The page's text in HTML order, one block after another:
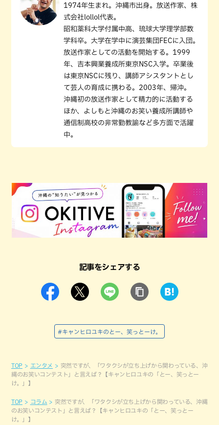
1974年生まれ。沖縄市出身。放送作家、株
式会社lollol代表。
昭和薬科大学付属中高、琉球大学理学部数
学科卒。大学在学中に演芸集団FECに入団。
放送作家としての活動を開始する。1999
年、吉本興業養成所東京NSC入学。卒業後
は東京NSCに残り、講師アシスタントとし
て芸人の育成に携わる。2003年、帰沖。
沖縄初の放送作家として精力的に活動する
ほか、よしもと沖縄のお笑い養成所講師や
通信制高校の非常勤教諭など多方面で活躍
中。
記事をシェアする
#キャンヒロユキのとー、笑っとーけ。
TOP エンタメ
突然ですが、「ワタクシが立ち上げから関わっている、沖
縄のお笑いコンテスト」と言えば？【キャンヒロユキの「とー、笑っとー
け。」】
TOP コラム
突然ですが、「ワタクシが立ち上げから関わっている、沖縄
のお笑いコンテスト」と言えば？【キャンヒロユキの「とー、笑っとー
け。」】